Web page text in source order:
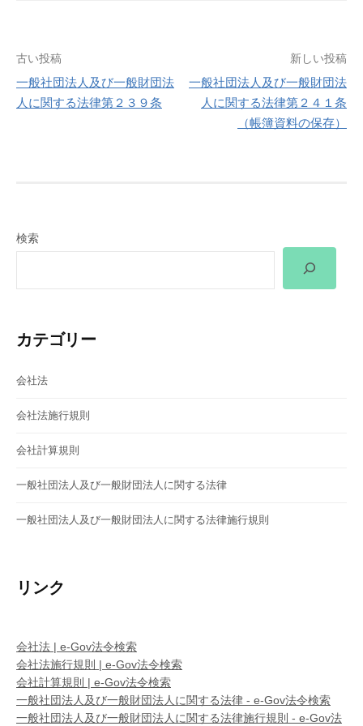
投
稿
ー
ン
古い投稿
一般社団法人及び一般財団法
人に関する法律第２３９条
新しい投稿
一般社団法人及び一般財団法
人に関する法律第２４１条
（帳簿資料の保存）
検索
カテゴリー
会社法
会社法施行規則
会社計算規則
一般社団法人及び一般財団法人に関する法律
一般社団法人及び一般財団法人に関する法律施行規則
リンク
会社法 | e-Gov法令検索
会社法施行規則 | e-Gov法令検索
会社計算規則 | e-Gov法令検索
一般社団法人及び一般財団法人に関する法律 - e-Gov法令検索
一般社団法人及び一般財団法人に関する法律施行規則 - e-Gov法